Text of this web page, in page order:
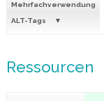
Mehrfachverwendung
ALT-Tags
Ressourcen